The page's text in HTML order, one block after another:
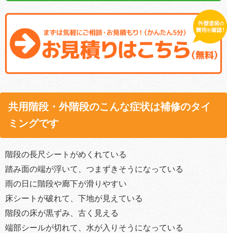
共用階段・外階段のこんな症状は補修のタイ
ミングです
階段の長尺シートがめくれている
踏み面の端が浮いて、つまずきそうになっている
雨の日に階段や廊下が滑りやすい
床シートが破れて、下地が見えている
階段の床が黒ずみ、古く見える
端部シールが切れて、水が入りそうになっている